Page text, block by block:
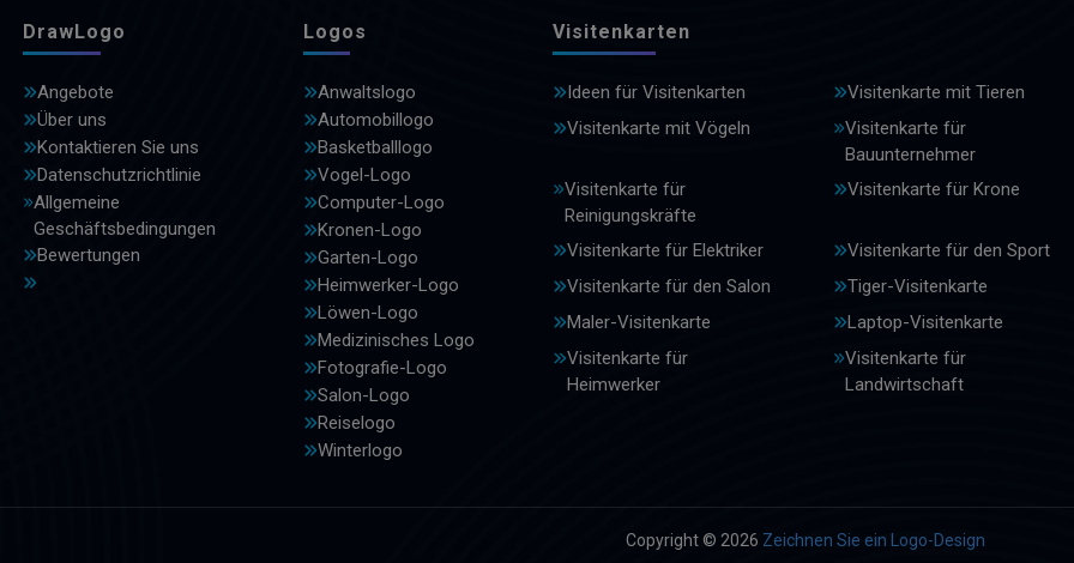
DrawLogo
Angebote
Über uns
Kontaktieren Sie uns
Datenschutzrichtlinie
Allgemeine
Geschäftsbedingungen
Bewertungen
Logos
Anwaltslogo
Automobillogo
Basketballlogo
Vogel-Logo
Computer-Logo
Kronen-Logo
Garten-Logo
Heimwerker-Logo
Löwen-Logo
Medizinisches Logo
Fotografie-Logo
Salon-Logo
Reiselogo
Winterlogo
Visitenkarten
Ideen für Visitenkarten
Visitenkarte mit Tieren
Visitenkarte mit Vögeln
Visitenkarte für
Bauunternehmer
Visitenkarte für
Reinigungskräfte
Visitenkarte für Krone
Visitenkarte für Elektriker
Visitenkarte für den Sport
Visitenkarte für den Salon
Tiger-Visitenkarte
Maler-Visitenkarte
Laptop-Visitenkarte
Visitenkarte für
Heimwerker
Visitenkarte für
Landwirtschaft
Copyright © 2026 Zeichnen Sie ein Logo-Design